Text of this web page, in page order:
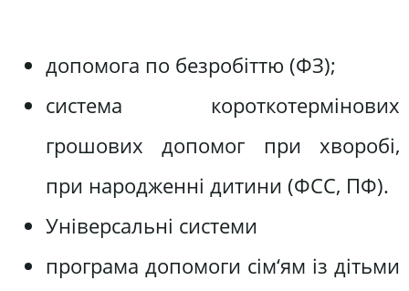
допомога по безробіттю (ФЗ);
система короткотермінових
грошових допомог при хворобі,
при народженні дитини (ФСС, ПФ).
Універсальні системи
програма допомоги сім‘ям із дітьми